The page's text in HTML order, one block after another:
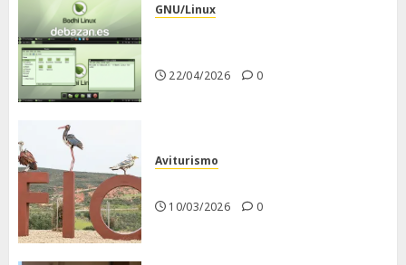
GNU/Linux
22/04/2026 0
Aviturismo
10/03/2026 0